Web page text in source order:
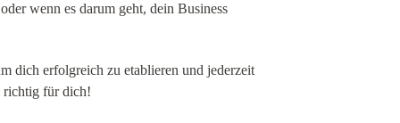
wenn es darum geht, dein Business
dich erfolgreich zu etablieren und jederzeit
richtig für dich!